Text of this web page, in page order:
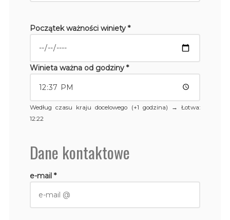
Początek ważności winiety *
Winieta ważna od godziny *
Według czasu kraju docelowego (+1 godzina) →Łotwa:
12:22
Dane kontaktowe
e-mail *